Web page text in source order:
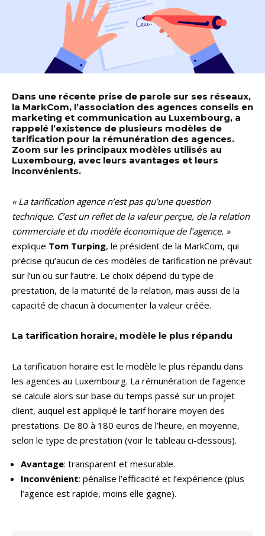
Dans une récente prise de parole sur ses réseaux,
la MarkCom, l’association des agences conseils en
marketing et communication au Luxembourg, a
rappelé l’existence de plusieurs modèles de
tarification pour la rémunération des agences.
Zoom sur les principaux modèles utilisés au
Luxembourg, avec leurs avantages et leurs
inconvénients.
« La tarification agence n’est pas qu’une question
technique. C’est un reflet de la valeur perçue, de la relation
commerciale et du modèle économique de l’agence. »
explique Tom Turping, le président de la MarkCom, qui
précise qu’aucun de ces modèles de tarification ne prévaut
sur l’un ou sur l’autre. Le choix dépend du type de
prestation, de la maturité de la relation, mais aussi de la
capacité de chacun à documenter la valeur créée.
La tarification horaire, modèle le plus répandu
La tarification horaire est le modèle le plus répandu dans
les agences au Luxembourg. La rémunération de l’agence
se calcule alors sur base du temps passé sur un projet
client, auquel est appliqué le tarif horaire moyen des
prestations. De 80 à 180 euros de l’heure, en moyenne,
selon le type de prestation (voir le tableau ci-dessous).
Avantage: transparent et mesurable.
Inconvénient: pénalise l’efficacité et l’expérience (plus
l’agence est rapide, moins elle gagne).